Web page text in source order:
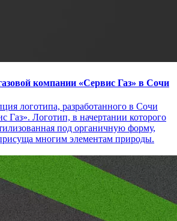
компании «Сервис Газ» в Сочи
логотипа, разработанного в Сочи
Газ». Логотип, в начертании которого
под органичную форму,
многим элементам природы.